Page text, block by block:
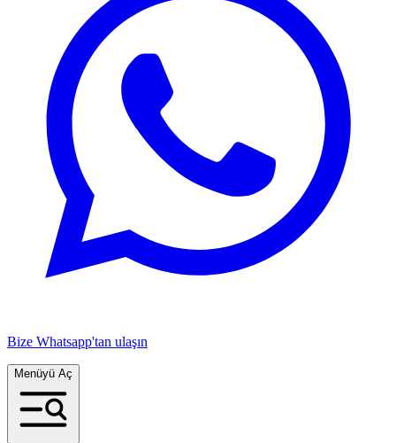
Bize Whatsapp'tan ulaşın
Menüyü Aç